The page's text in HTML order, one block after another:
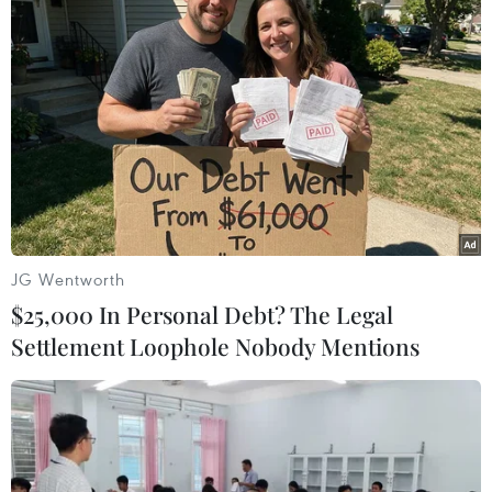
Theo dõi VietnamPlus
TIN LIÊN QUAN
JG Wentworth
$25,000 In Personal Debt? The Legal
Settlement Loophole Nobody Mentions